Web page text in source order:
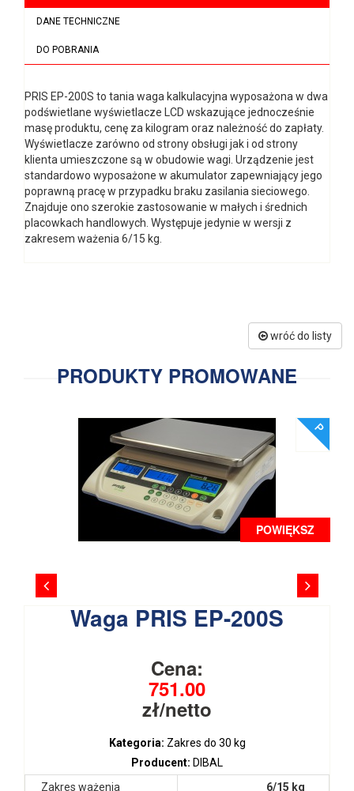
DANE TECHNICZNE
DO POBRANIA
PRIS EP-200S to tania waga kalkulacyjna wyposażona w dwa
podświetlane wyświetlacze LCD wskazujące jednocześnie
masę produktu, cenę za kilogram oraz należność do zapłaty.
Wyświetlacze zarówno od strony obsługi jak i od strony
klienta umieszczone są w obudowie wagi. Urządzenie jest
standardowo wyposażone w akumulator zapewniający jego
poprawną pracę w przypadku braku zasilania sieciowego.
Znajduje ono szerokie zastosowanie w małych i średnich
placowkach handlowych. Występuje jedynie w wersji z
zakresem ważenia 6/15 kg.
wróć do listy
PRODUKTY PROMOWANE
POWIĘKSZ
Waga PRIS EP-200S
Cena:
751.00
zł/netto
Kategoria: Zakres do 30 kg
Producent: DIBAL
Zakres ważenia
6/15 kg